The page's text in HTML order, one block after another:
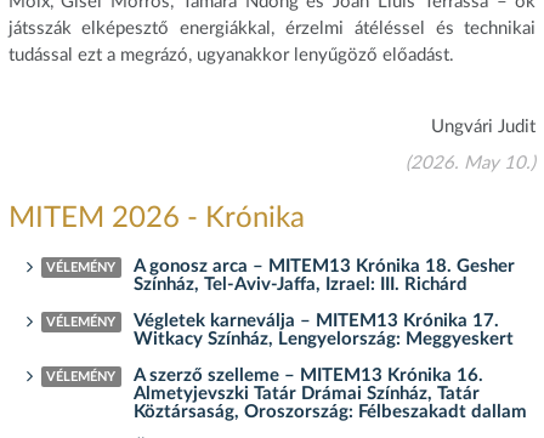
játsszák elképesztő energiákkal, érzelmi átéléssel és technikai
tudással ezt a megrázó, ugyanakkor lenyűgöző előadást.
Ungvári Judit
(2026. May 10.)
MITEM 2026 - Krónika
VÉLEMÉNY
A gonosz arca – MITEM13 Krónika 18. Gesher
Színház, Tel-Aviv-Jaffa, Izrael: III. Richárd
VÉLEMÉNY
Végletek karneválja – MITEM13 Krónika 17.
Witkacy Színház, Lengyelország: Meggyeskert
VÉLEMÉNY
A szerző szelleme – MITEM13 Krónika 16.
Almetyjevszki Tatár Drámai Színház, Tatár
Köztársaság, Oroszország: Félbeszakadt dallam